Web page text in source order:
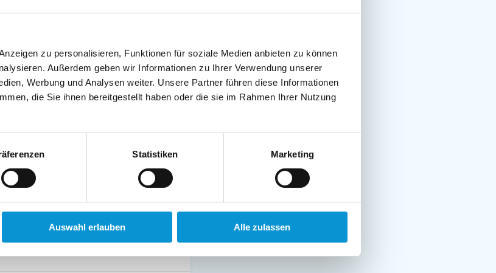
zu personalisieren, Funktionen für soziale Medien anbieten zu können
Außerdem geben wir Informationen zu Ihrer Verwendung unserer
Werbung und Analysen weiter. Unsere Partner führen diese Informationen
die Sie ihnen bereitgestellt haben oder die sie im Rahmen Ihrer Nutzung
Statistiken Marketing
Auswahl erlauben Alle zulassen
Halbpension möglich